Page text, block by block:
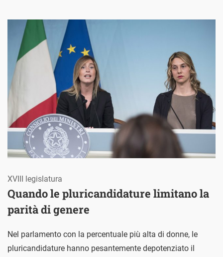
Quando le pluricandidature limitano la
parità di genere
XVIII legislatura
Nel parlamento con la percentuale più alta di donne, le
pluricandidature hanno pesantemente depotenziato il